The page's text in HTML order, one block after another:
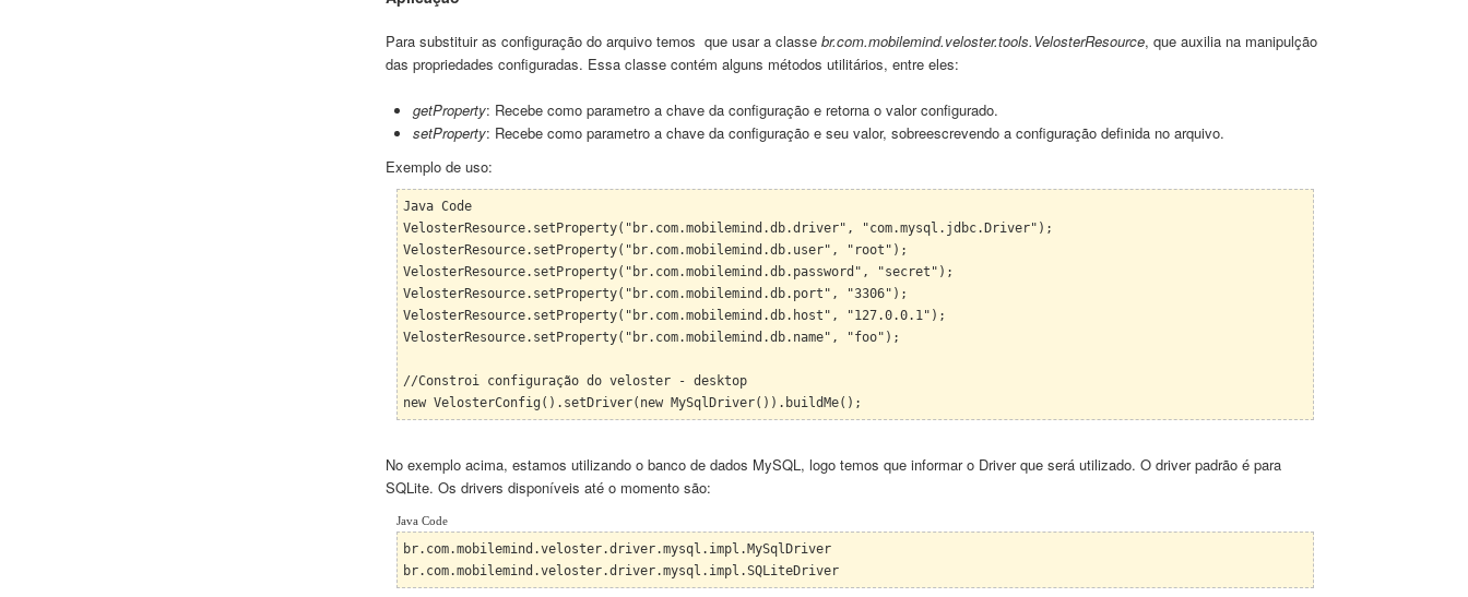
Para substituir as configuração do arquivotemos que usar a classe br.com.mobilemind.veloster.tools.VelosterResource, que auxilia na manipulção
das propriedades configuradas. Essa classe contém alguns métodos utilitários, entre eles:
getProperty: Recebecomo parametro a chave da configuração e retorna o valor configurado.
setProperty: Recebe como parametro a chave da configuração e seu valor, sobreescrevendo a configuração definida no arquivo.
Exemplo de uso:
Java Code
VelosterResource.setProperty("br.com.mobilemind.db.driver", "com.mysql.jdbc.Driver");
VelosterResource.setProperty("br.com.mobilemind.db.user", "root");
VelosterResource.setProperty("br.com.mobilemind.db.password", "secret");
VelosterResource.setProperty("br.com.mobilemind.db.port", "3306");
VelosterResource.setProperty("br.com.mobilemind.db.host", "127.0.0.1");
VelosterResource.setProperty("br.com.mobilemind.db.name", "foo");
//Constroi configuração do veloster - desktop
new VelosterConfig().setDriver(new MySqlDriver()).buildMe();
No exemplo acima, estamos utilizando o banco de dados MySQL, logo temos que informar o Driver que será utilizado. O driver padrão é para
SQLite. Os drivers disponíveis até o momento são:
Java Code
br.com.mobilemind.veloster.driver.mysql.impl.MySqlDriver
br.com.mobilemind.veloster.driver.mysql.impl.SQLiteDriver